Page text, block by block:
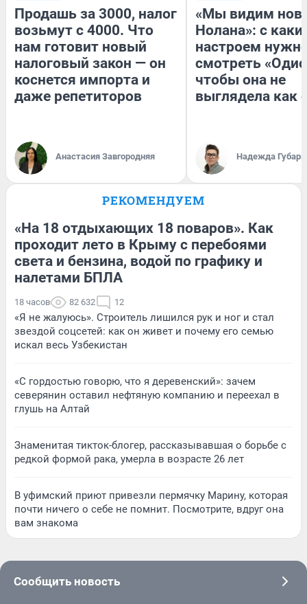
Продашь за 3000, налог
возьмут с 4000. Что
нам готовит новый
налоговый закон — он
коснется импорта и
даже репетиторов
Анастасия Завгородняя
«Мы видим
Нолана»: с
настроем
смотреть
чтобы она не
выглядела как
Надежда Губарь
РЕКОМЕНДУЕМ
«На 18 отдыхающих 18 поваров». Как
проходит лето в Крыму с перебоями
света и бензина, водой по графику и
налетами БПЛА
18 часов 82 632 12
«Я не жалуюсь». Строитель лишился рук и ног и стал
звездой соцсетей: как он живет и почему его семью
искал весь Узбекистан
«С гордостью говорю, что я деревенский»: зачем
северянин оставил нефтяную компанию и переехал в
глушь на Алтай
Знаменитая тикток-блогер, рассказывавшая о борьбе с
редкой формой рака, умерла в возрасте 26 лет
В уфимский приют привезли пермячку Марину, которая
почти ничего о себе не помнит. Посмотрите, вдруг она
вам знакома
Сообщить новость